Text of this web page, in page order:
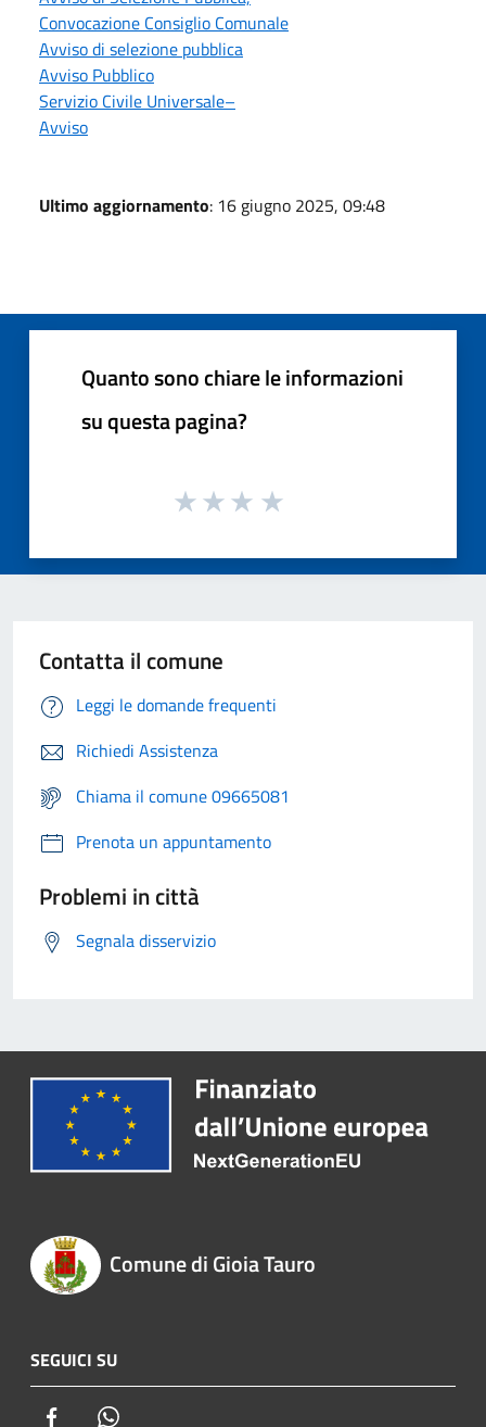
Convocazione Consiglio Comunale
Avviso di selezione pubblica
Avviso Pubblico
Servizio Civile Universale–
Avviso
Ultimo aggiornamento: 16 giugno 2025, 09:48
Quanto sono chiare le informazioni
su questa pagina?
Contatta il comune
Leggi le domande frequenti
Richiedi Assistenza
Chiama il comune 09665081
Prenota un appuntamento
Problemi in città
Segnala disservizio
Comune di Gioia Tauro
SEGUICI SU
Facebook